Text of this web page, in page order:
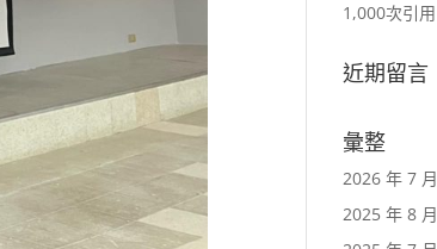
1,000次引用
近期留言
彙整
2026 年 7 月
2025 年 8 月